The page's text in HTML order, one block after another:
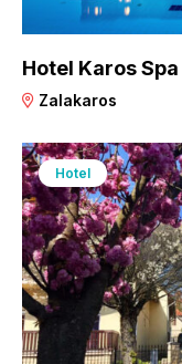
Hotel Karos Spa
Zalakaros
Hotel